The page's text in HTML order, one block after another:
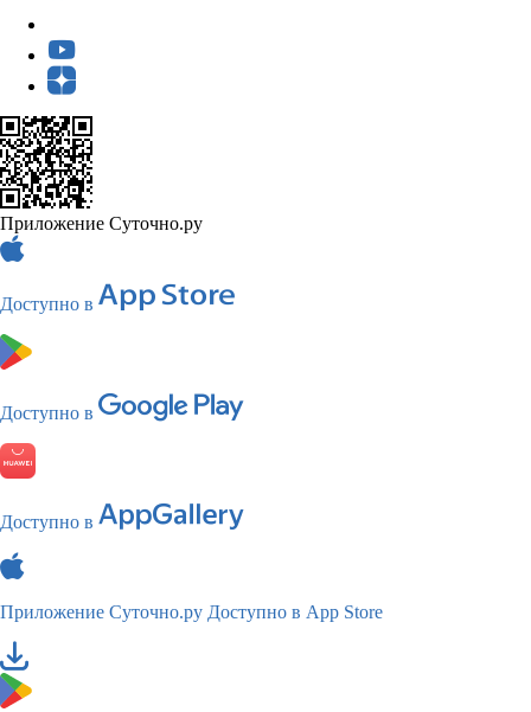
Приложение Суточно.ру
Доступно в
Доступно в
Доступно в
Приложение Суточно.ру Доступно в App Store